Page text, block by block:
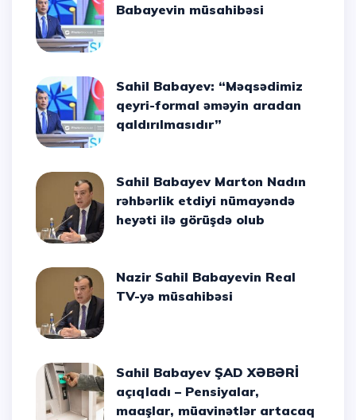
Babayevin müsahibəsi
Sahil Babayev: “Məqsədimiz
qeyri-formal əməyin aradan
qaldırılmasıdır”
Sahil Babayev Marton Nadın
rəhbərlik etdiyi nümayəndə
heyəti ilə görüşdə olub
Nazir Sahil Babayevin Real
TV-yə müsahibəsi
Sahil Babayev ŞAD XƏBƏRİ
açıqladı – Pensiyalar,
maaşlar, müavinətlər artacaq